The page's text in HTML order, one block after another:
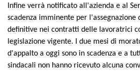
Infine verrà notificato all'azienda e al
scadenza imminente per l'assegnazione
definitive nei contratti delle lavoratrici
legislazione vigente. I due mesi di
d'appalto a oggi sono in scadenza e a
sindacali non hanno ricevuto alcuna